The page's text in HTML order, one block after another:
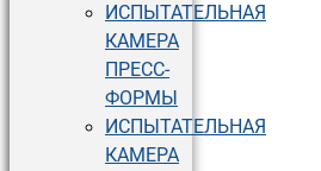
ИСПЫТАТЕЛЬНАЯ
КАМЕРА
ПРЕСС-
ФОРМЫ
ИСПЫТАТЕЛЬНАЯ
КАМЕРА